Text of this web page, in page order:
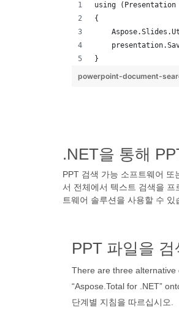
using (Presentation
{
}
powerpoint-document-
.NET을 통해
PPT 검색 가능 소프트웨어
서 전체에서 텍스트 검색을
트웨어 솔루션을 사용할 수 있
PPT 파일을 검
There are three alternative
“Aspose.Total for .NET”
단계별 지침을 따르십시오.